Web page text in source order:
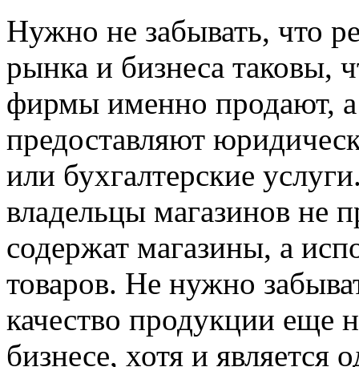
Нужно не забывать, что
рынка и бизнеса таковы,
фирмы именно продают,
предоставляют
или бухгалтерские
владельцы магазинов не
содержат магазины, а
товаров. Не нужно
качество продукции еще
бизнесе, хотя и является